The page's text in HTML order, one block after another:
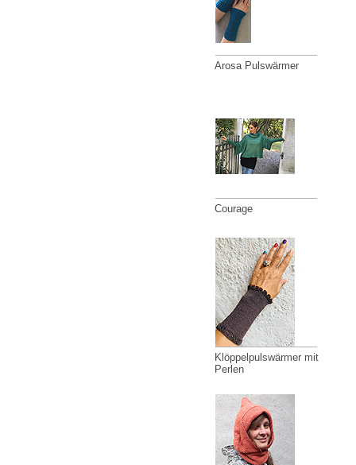
Arosa Pulswärmer
Courage
Klöppelpulswärmer mit
Perlen